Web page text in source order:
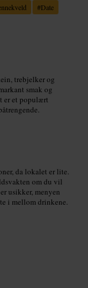
#Date
trebjelker og
smak og
er et populært
da lokalet er lite.
om du vil
usikker, menyen
i mellom drinkene.